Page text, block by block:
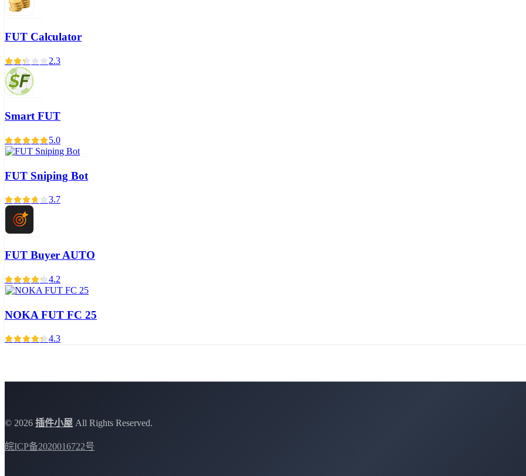
FUT Calculator
2.3
Smart FUT
5.0
FUT Sniping Bot
3.7
FUT Buyer AUTO
4.2
NOKA FUT FC 25
4.3
© 2026 插件小屋 All Rights Reserved.
皖ICP备2020016722号